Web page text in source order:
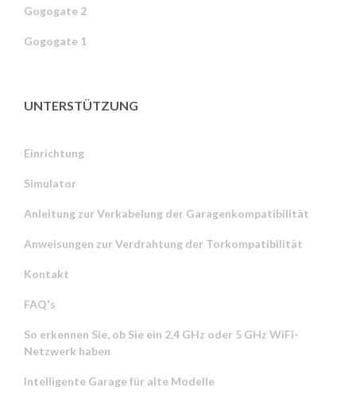
Gogogate 2
Gogogate 1
UNTERSTÜTZUNG
Einrichtung
Simulator
Anleitung zur Verkabelung der Garagenkompatibilität
Anweisungen zur Verdrahtung der Torkompatibilität
Kontakt
FAQ's
So erkennen Sie, ob Sie ein 2,4 GHz oder 5 GHz WiFi-
Netzwerk haben
Intelligente Garage für alte Modelle